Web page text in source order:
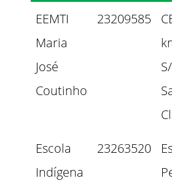
EEMTI
Maria
José
Coutinho
23209585
Escola
Indígena
23263520